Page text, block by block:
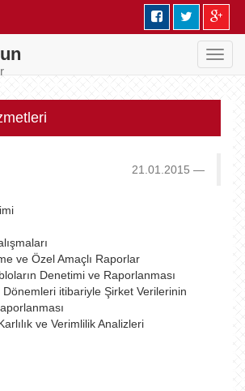
21.01.2015
ve Özel Amaçlı Raporlar
Denetimi ve Raporlanması
Dönemleri itibariyle Şirket Verilerinin
ve Verimlilik Analizleri